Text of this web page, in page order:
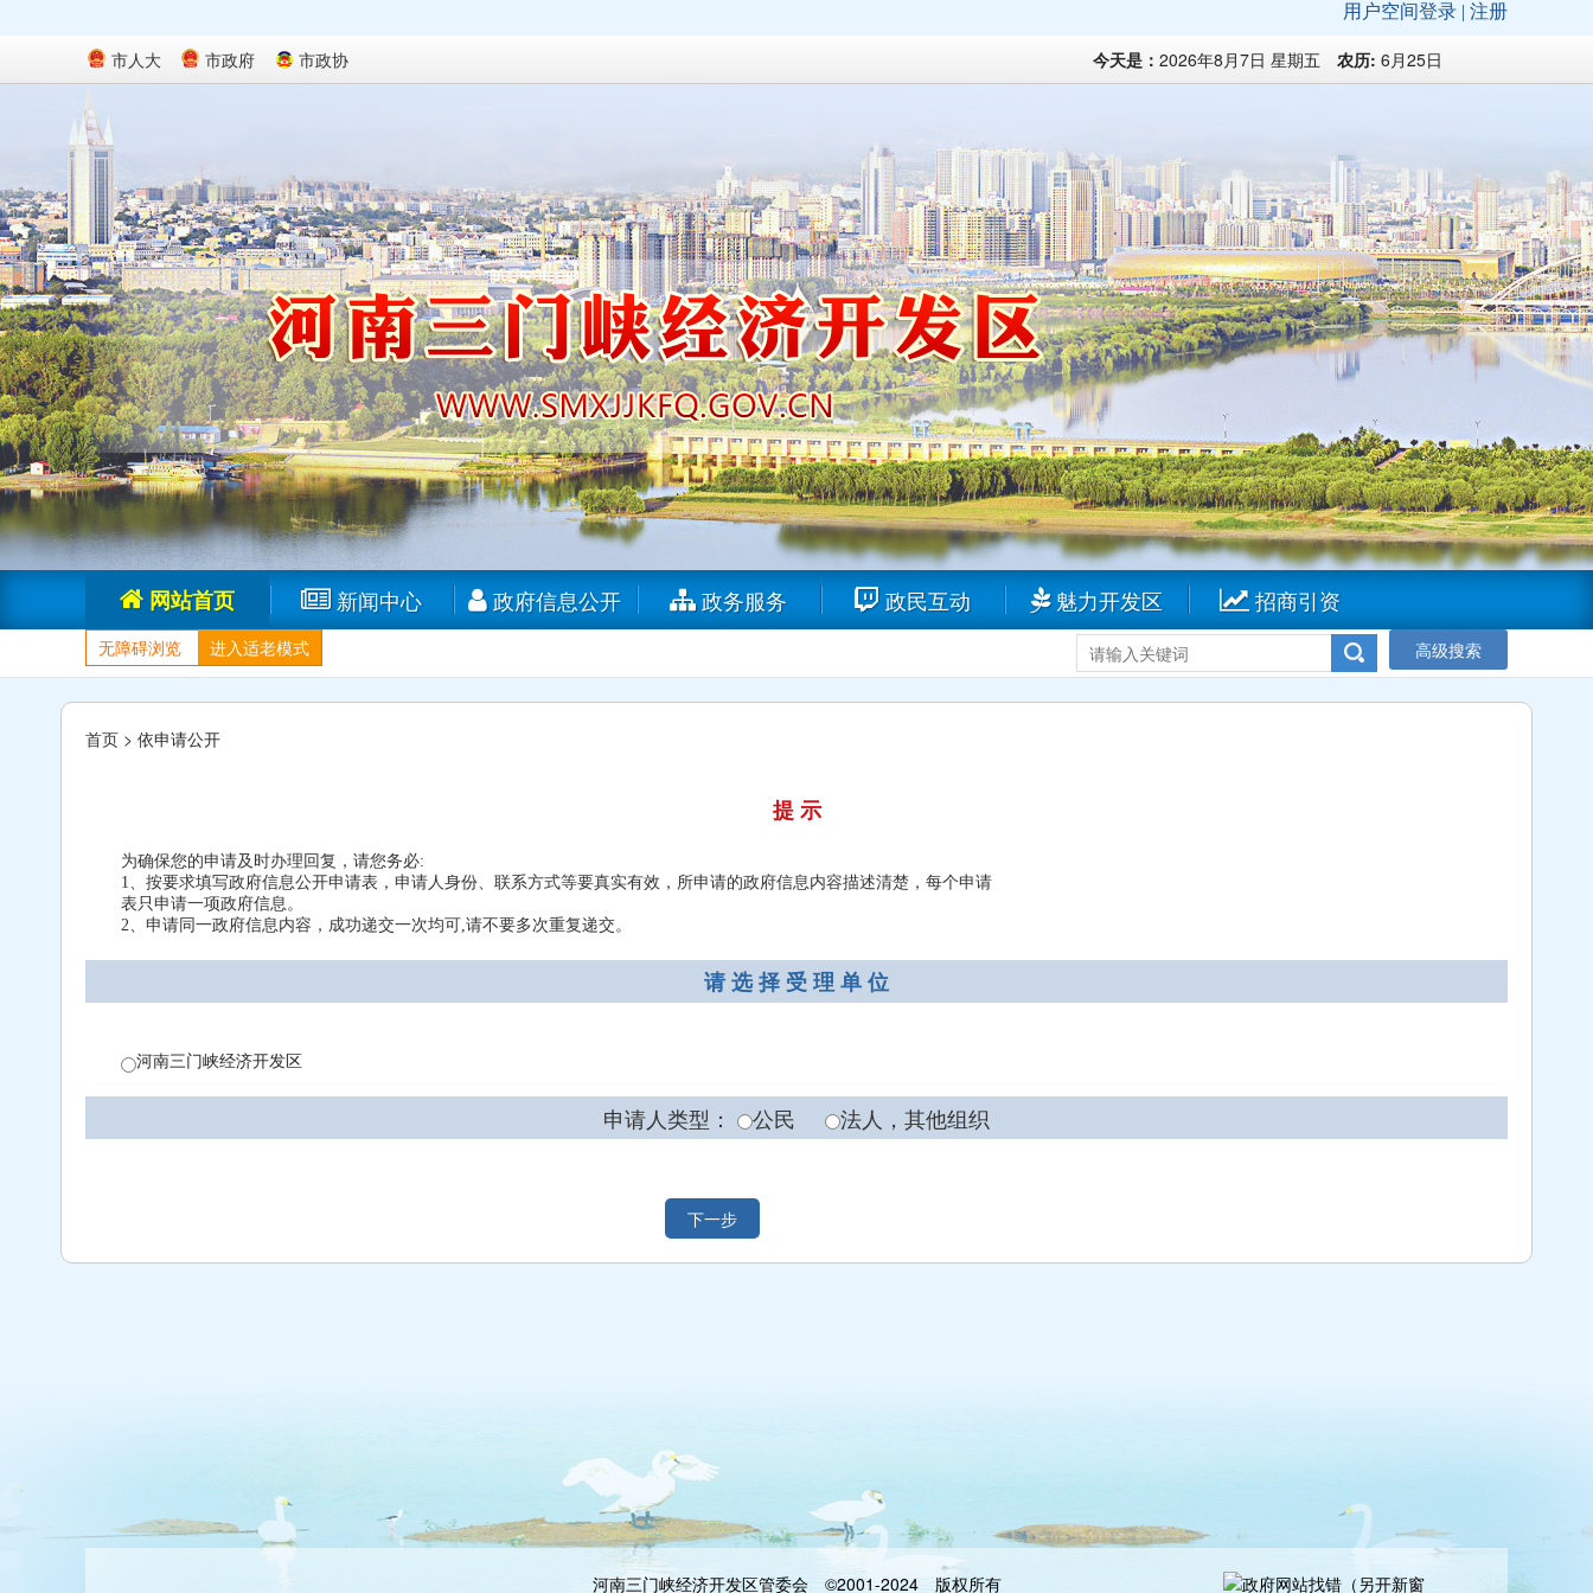
市人大 市政府 市政协 今天是： 2026年8月7日 星期五 农历: 6月25日
网站首页 新闻中心 政府信息公开 政务服务 政民互动 魅力开发区 招商引资
无障碍浏览 进入适老模式 高级搜索
首页 > 依申请公开
提 示
为确保您的申请及时办理回复，请您务必:
1、按要求填写政府信息公开申请表，申请人身份、联系方式等要真实有效，所申请的政府信息内容描述清楚，每个申请
表只申请一项政府信息。
2、申请同一政府信息内容，成功递交一次均可,请不要多次重复递交。
请 选 择 受 理 单 位
河南三门峡经济开发区
申请人类型： 公民 法人，其他组织
下一步
河南三门峡经济开发区管委会 ©2001-2024 版权所有